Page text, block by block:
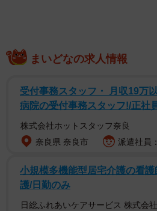
写真集の発売を記念したイベント
京・オチャノバでのリアルイベン
ンイベント（MUVUS）も開催さ
まいどなの求人情報
受付事務スタッフ・ 月収19万
病院の受付事務スタッフ!/正社
株式会社ホットスタッフ奈良
奈良県 奈良市
派遣社員
小規模多機能型居宅介護の看
護/日勤のみ
日総ふれあいケアサービス 株式会